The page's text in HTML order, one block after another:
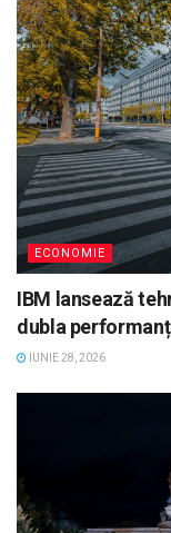
ECONOMIE
IBM lansează
dubla
IUNIE 28, 2026